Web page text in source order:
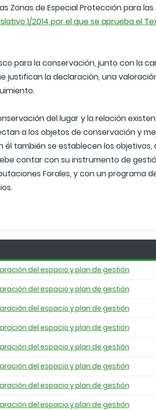
de Especial Protección para las
1/2014 por el que se aprueba el
para la conservación, junto con la
la declaración, una
del lugar y la relación
a los objetos de conservación y
también se establecen los
contar con su instrumento de
Forales, y con un programa
del espacio y plan de gestión
del espacio y plan de gestión
del espacio y plan de gestión
del espacio y plan de gestión
del espacio y plan de gestión
del espacio y plan de gestión
del espacio y plan de gestión
del espacio y plan de gestión